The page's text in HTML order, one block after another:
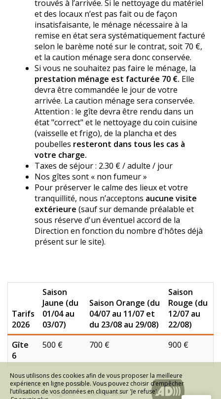
trouvés à l’arrivée. Si le nettoyage du matériel
et des locaux n’est pas fait ou de façon
insatisfaisante, le ménage nécessaire à la
remise en état sera systématiquement facturé
selon le barème noté sur le contrat, soit 70 €,
et la caution ménage sera donc conservée.
Si vous ne souhaitez pas faire le ménage, la
prestation ménage est facturée 70 €. Elle
devra être commandée le jour de votre
arrivée. La caution ménage sera conservée.
Attention : le gîte devra être rendu dans un
état "correct" et le nettoyage du coin cuisine
(vaisselle et frigo), de la plancha et des
poubelles resteront dans tous les cas à
votre charge.
Taxes de séjour : 2.30 € / adulte / jour
Nos gîtes sont « non fumeur »
Pour préserver le calme des lieux et votre
tranquillité, nous n’acceptons aucune visite
extérieure (sauf sur demande préalable et
sous réserve d'un éventuel accord de la
Direction en fonction du nombre d'hôtes déjà
présent sur le site).
Tarifs
2026
Saison
Jaune (du
01/04 au
03/07)
Saison Orange (du
04/07 au 11/07 et
du 23/08 au 29/08)
Saison
Rouge (du
12/07 au
22/08)
Gîte
6
500 € 700 € 900 €
© 2026 - Tous Droits Réservés
Mentions Légales
Plan du Site
Nous utilisons des cookies afin de vous proposer la meilleure
expérience en ligne possible. Vous pouvez choisir d’empêcher
l’utilisation de vos données en cliquant sur 'Je refuse'.